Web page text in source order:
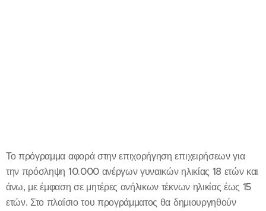
Το πρόγραμμα αφορά στην επιχορήγηση επιχειρήσεων για
την πρόσληψη 10.000 ανέργων γυναικών ηλικίας 18 ετών και
άνω, με έμφαση σε μητέρες ανήλικων τέκνων ηλικίας έως 15
ετών. Στο πλαίσιο του προγράμματος θα δημιουργηθούν